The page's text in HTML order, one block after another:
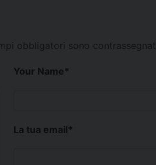
obbligatori sono contrassegnati
Your Name*
La tua email*